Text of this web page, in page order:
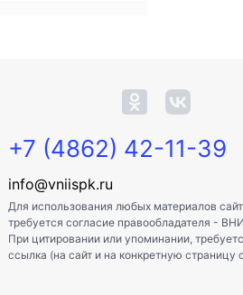
+7 (4862) 42-11-39
info@vniispk.ru
Для использования любых материалов
требуется согласие правообладателя -
При цитировании или упоминании,
ссылка (на сайт и на конкретную страницу